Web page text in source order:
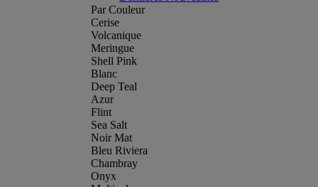
Par Couleur
Cerise
Volcanique
Meringue
Shell Pink
Blanc
Deep Teal
Azur
Flint
Sea Salt
Noir Mat
Bleu Riviera
Chambray
Onyx